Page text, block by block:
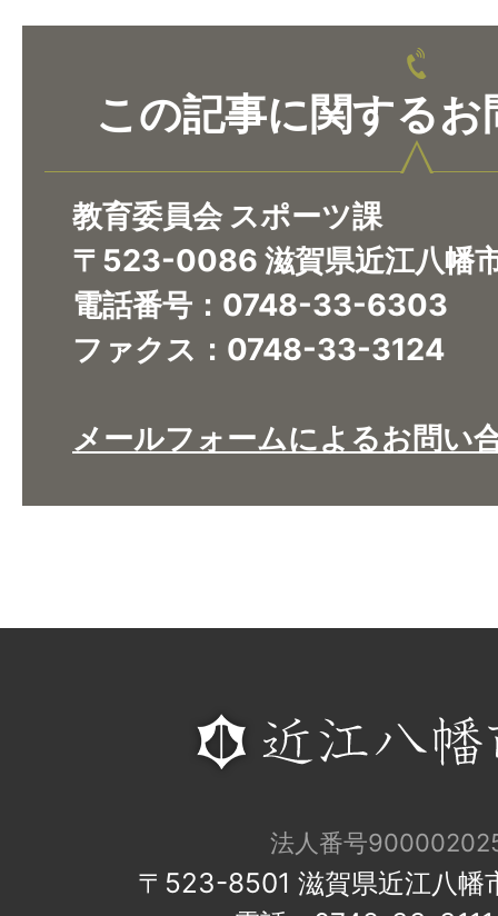
この記事に関するお
教育委員会 スポーツ課
〒523-0086 滋賀県近江八幡
電話番号：0748-33-6303
ファクス：0748-33-3124
メールフォームによるお問い
法人番号
〒523-8501 滋賀県近江八幡